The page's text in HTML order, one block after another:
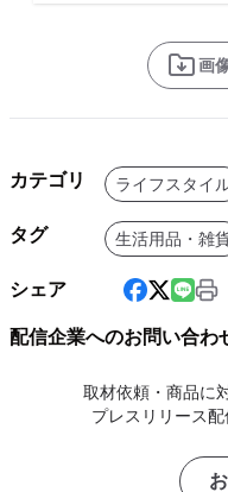
画
カテゴリ ライフスタイ
タグ 生活用品・雑
シェア
配信企業へのお問い合わ
取材依頼・商品に
プレスリリース配